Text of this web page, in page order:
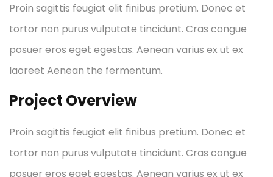
Proin sagittis feugiat elit finibus pretium. Donec et
tortor non purus vulputate tincidunt. Cras congue
posuer eros eget egestas. Aenean varius ex ut ex
laoreet Aenean the fermentum.
Project Overview
Proin sagittis feugiat elit finibus pretium. Donec et
tortor non purus vulputate tincidunt. Cras congue
posuer eros eget egestas. Aenean varius ex ut ex